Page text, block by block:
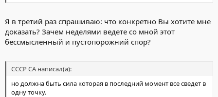
Я в третий раз спрашиваю: что конкретно Вы хотите мне
доказать? Зачем неделями ведете со мной этот
бессмысленный и пустопорожний спор?
СССР СА написал(а):
но должна быть сила которая в последний момент все сведет в
одну точку.